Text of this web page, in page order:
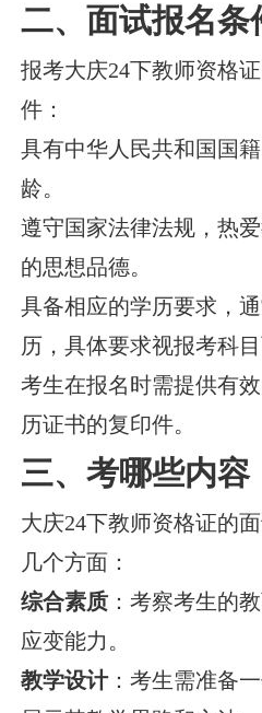
二、面试报名条
报考大庆24下教师资格
件：
具有中华人民共和国国
龄。
遵守国家法律法规，热
的思想品德。
具备相应的学历要求，
历，具体要求视报考科目
考生在报名时需提供有
历证书的复印件。
三、考哪些内容
大庆24下教师资格证的
几个方面：
综合素质 ：考察考生的
应变能力。
教学设计：考生需准备